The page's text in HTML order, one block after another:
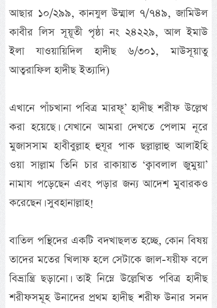
আছার ১০/২৯৯, কানযুল উম্মাল ৭/৭৪৯, জামিউল
কাবীর লিস সূয়ূতী পৃষ্ঠা নং ২৪২২৯, আল ইমাউ
ইলা যাওয়ায়িদিল হাদীছ ৬/৩০১, মাউসূয়াতু
আত্বরাফিল হাদীছ ইত্যাদি)
এখানে পাঁচখানা পবিত্র মারফূ’ হাদীছ শরীফ উল্লেখ
করা হয়েছে। যেখানে আমরা দেখতে পেলাম নূরে
মুজাসসাম হাবীবুল্লাহ হুযূর পাক ছল্লাল্লাহু আলাইহি
ওয়া সাল্লাম তিনি চার রাকায়াত ‘ক্বাবলাল জুমুয়া’
নামায পড়েছেন এবং পড়ার জন্য আদেশ মুবারকও
করেছেন। সুবহানাল্লাহ!
বাতিল পন্থিদের একটি বদখাছলত হচ্ছে, কোন বিষয়
তাদের মতের খিলাফ হলে সেটাকে জাল-যয়ীফ বলে
বিভ্রান্ত্রি ছড়ানো। তাই নিম্নে উল্লেখিত পবিত্র হাদীছ
শরীফসমূহ উনাদের প্রথম হাদীছ শরীফ উনার সনদ